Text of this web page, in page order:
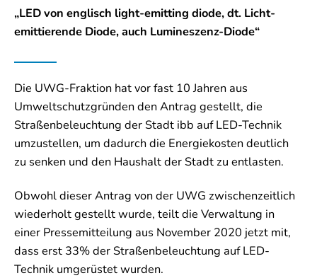
„LED von englisch light-emitting diode, dt. Licht-
emittierende Diode, auch Lumineszenz-Diode“
Die UWG-Fraktion hat vor fast 10 Jahren aus
Umweltschutzgründen den Antrag gestellt, die
Straßenbeleuchtung der Stadt ibb auf LED-Technik
umzustellen, um dadurch die Energiekosten deutlich
zu senken und den Haushalt der Stadt zu entlasten.
Obwohl dieser Antrag von der UWG zwischenzeitlich
wiederholt gestellt wurde, teilt die Verwaltung in
einer Pressemitteilung aus November 2020 jetzt mit,
dass erst 33% der Straßenbeleuchtung auf LED-
Technik umgerüstet wurden.